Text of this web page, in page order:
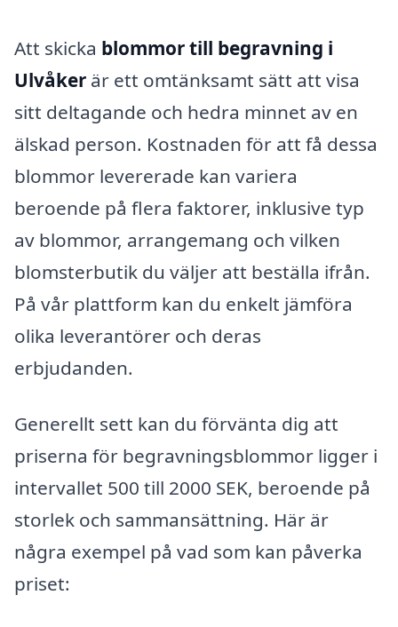
Att skicka blommor till begravning i
Ulvåker är ett omtänksamt sätt att visa
sitt deltagande och hedra minnet av en
älskad person. Kostnaden för att få dessa
blommor levererade kan variera
beroende på flera faktorer, inklusive typ
av blommor, arrangemang och vilken
blomsterbutik du väljer att beställa ifrån.
På vår plattform kan du enkelt jämföra
olika leverantörer och deras
erbjudanden.
Generellt sett kan du förvänta dig att
priserna för begravningsblommor ligger i
intervallet 500 till 2000 SEK, beroende på
storlek och sammansättning. Här är
några exempel på vad som kan påverka
priset: